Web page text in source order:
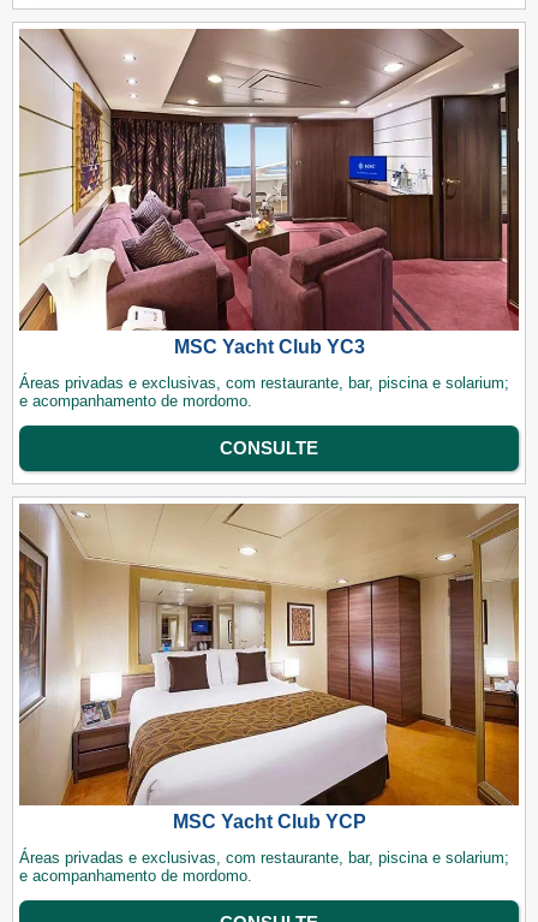
MSC Yacht Club YC3
Áreas privadas e exclusivas, com restaurante, bar, piscina e solarium;
e acompanhamento de mordomo.
CONSULTE
MSC Yacht Club YCP
Áreas privadas e exclusivas, com restaurante, bar, piscina e solarium;
e acompanhamento de mordomo.